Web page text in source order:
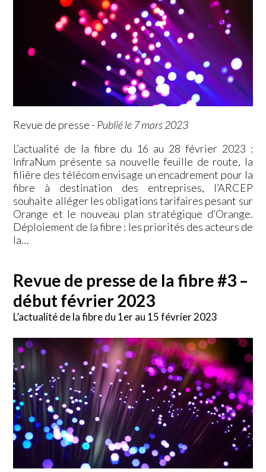
Revue de presse - Publié le 7 mars 2023
L’actualité de la fibre du 16 au 28 février 2023 :
InfraNum présente sa nouvelle feuille de route, la
filière des télécom envisage un encadrement pour la
fibre à destination des entreprises, l’ARCEP
souhaite alléger les obligations tarifaires pesant sur
Orange et le nouveau plan stratégique d’Orange.
Déploiement de la fibre : les priorités des acteurs de
la…
Revue de presse de la fibre #3 –
début février 2023
L’actualité de la fibre du 1er au 15 février 2023